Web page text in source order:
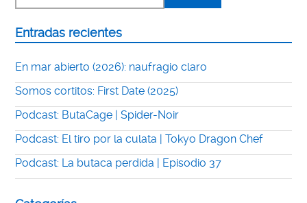
Entradas recientes
En mar abierto (2026): naufragio claro
Somos cortitos: First Date (2025)
Podcast: ButaCage | Spider-Noir
Podcast: El tiro por la culata | Tokyo Dragon Chef
Podcast: La butaca perdida | Episodio 37